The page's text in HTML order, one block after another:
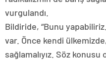
vurgulandı.
Bildiride, “Bunu
var. Önce kendi
sağlamalıyız. Söz